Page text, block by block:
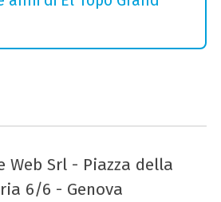
Web Srl - Piazza della
6/6 - Genova